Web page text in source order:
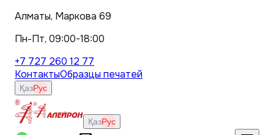
Алматы, Маркова 69
Пн-Пт, 09:00-18:00
+7 727 260 12 77
КонтактыОбразцы печатей
ҚазРус
ҚазРус